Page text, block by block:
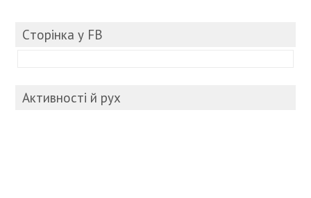
Cторінка у FB
Активності й рух